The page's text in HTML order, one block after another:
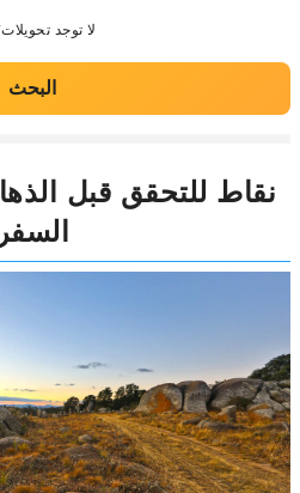
*لا توجد تحويلات
البحث
السفر